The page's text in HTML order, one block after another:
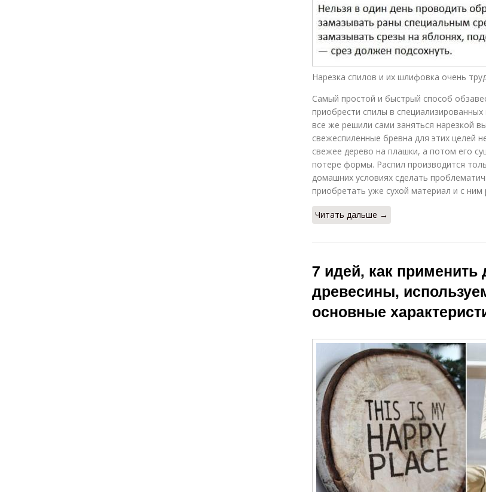
Нарезка спилов и их шлифовка очень
Самый простой и быстрый способ
приобрести спилы в
все же решили сами заняться нарезкой
свежеспиленные бревна для этих целей
свежее дерево на плашки, а потом его
потере формы. Распил производится
домашних условиях сделать
приобретать уже сухой материал и с ним
Читать дальше →
7 идей, как
древесины,
основные